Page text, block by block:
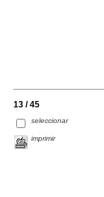
13 / 45
seleccionar
imprimir